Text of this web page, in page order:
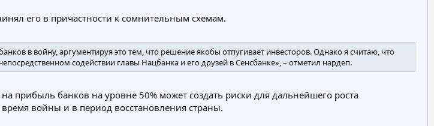
его в причастности к сомнительным схемам.
в войну, аргументируя это тем, что решение якобы отпугивает инвесторов. Однако я считаю, что
содействии главы Нацбанка и его друзей в Сенсбанке», – отметил нардеп.
прибыль банков на уровне 50% может создать риски для дальнейшего роста
войны и в период восстановления страны.